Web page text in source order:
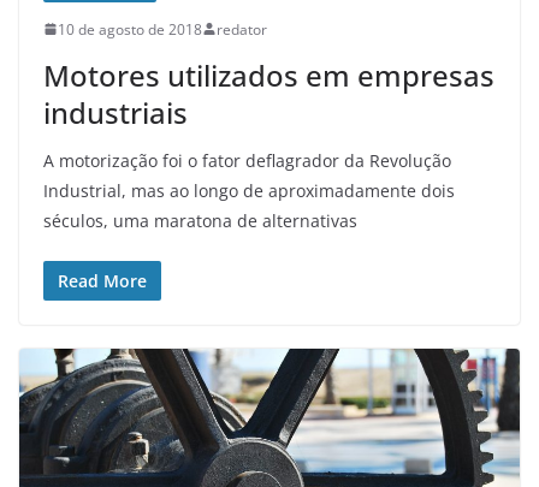
10 de agosto de 2018 redator
Motores utilizados em empresas
industriais
A motorização foi o fator deflagrador da Revolução
Industrial, mas ao longo de aproximadamente dois
séculos, uma maratona de alternativas
Read More